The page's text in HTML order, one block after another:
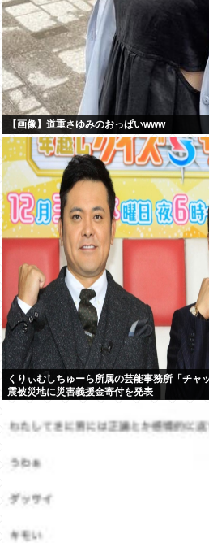
【画像】道重さゆみのおっぱいwww
くりぃむしちゅーら所属の芸能事務所「チャ
震被災地に災害義援金寄付を発表